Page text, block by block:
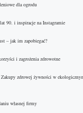
dla ogrodu
90. i inspiracje na Instagramie
– jak im zapobiegać?
i zagrożenia zdrowotne
zdrowej żywności w
własnej firmy